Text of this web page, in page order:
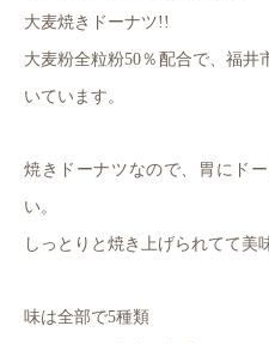
大麦焼きドーナツ!!
大麦粉全粒粉50％配合で、福
いています。
焼きドーナツなので、胃にド
い。
しっとりと焼き上げられてて美
味は全部で5種類